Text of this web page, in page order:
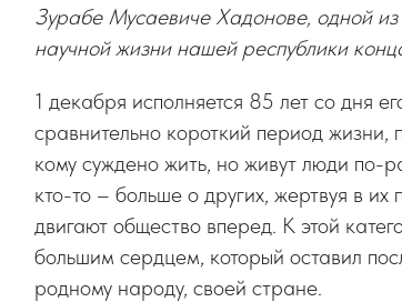
Зурабе Мусаевиче Хадонове, одной из
научной жизни нашей республики
1 декабря исполняется 85 лет со дня
сравнительно короткий период
кому суждено жить, но живут люди по-
кто-то – больше о других, жертвуя в
двигают общество вперед. К этой
большим сердцем, который оставил
родному народу, своей стране.